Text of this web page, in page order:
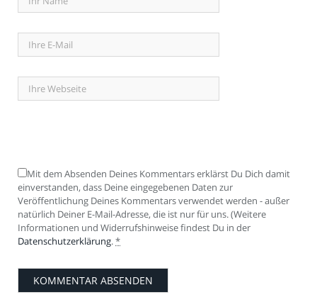
Mit dem Absenden Deines Kommentars erklärst Du Dich damit
einverstanden, dass Deine eingegebenen Daten zur
Veröffentlichung Deines Kommentars verwendet werden - außer
natürlich Deiner E-Mail-Adresse, die ist nur für uns. (Weitere
Informationen und Widerrufshinweise findest Du in der
Datenschutzerklärung.*